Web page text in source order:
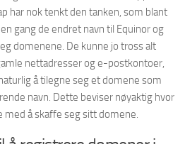
har nok tenkt den tanken, som blant
gang de endret navn til Equinor og
domenene. De kunne jo tross alt
nettadresser og e-postkontoer,
å tilegne seg et domene som
navn. Dette beviser nøyaktig hvor
å skaffe seg sitt domene.